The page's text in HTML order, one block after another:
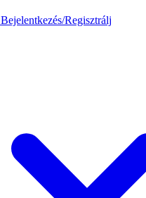
Bejelentkezés/Regisztrálj